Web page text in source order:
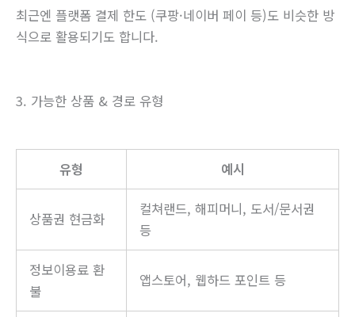
최근엔 플랫폼 결제 한도 (쿠팡·네이버 페이 등)도 비슷한 방
식으로 활용되기도 합니다.
3. 가능한 상품 & 경로 유형
유형 예시
상품권 현금화
컬쳐랜드, 해피머니, 도서/문서권
등
정보이용료 환
불
앱스토어, 웹하드 포인트 등